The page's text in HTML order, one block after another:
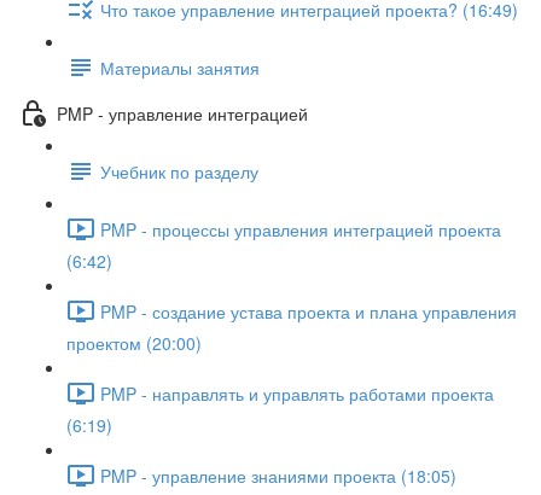
Что такое управление интеграцией проекта? (16:49)
Материалы занятия
PMP - управление интеграцией
Учебник по разделу
PMP - процессы управления интеграцией проекта
(6:42)
PMP - создание устава проекта и плана управления
проектом (20:00)
PMP - направлять и управлять работами проекта
(6:19)
PMP - управление знаниями проекта (18:05)